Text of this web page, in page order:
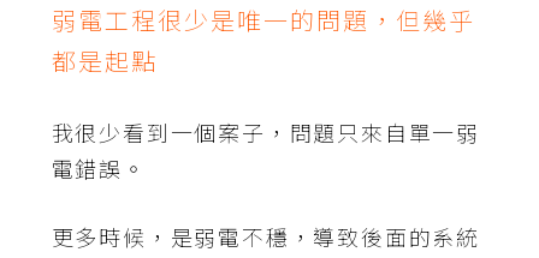
弱電工程很少是唯一的問題，但幾乎
都是起點
我很少看到一個案子，問題只來自單一弱
電錯誤。
更多時候，是弱電不穩，導致後面的系統